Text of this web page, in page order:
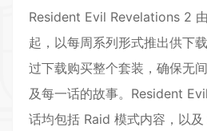
Resident Evil Revelations 2
起，以每周系列形式推出供下
过下载购买整个套装，确保无
及每一话的故事。Resident
话均包括 Raid 模式内容，以